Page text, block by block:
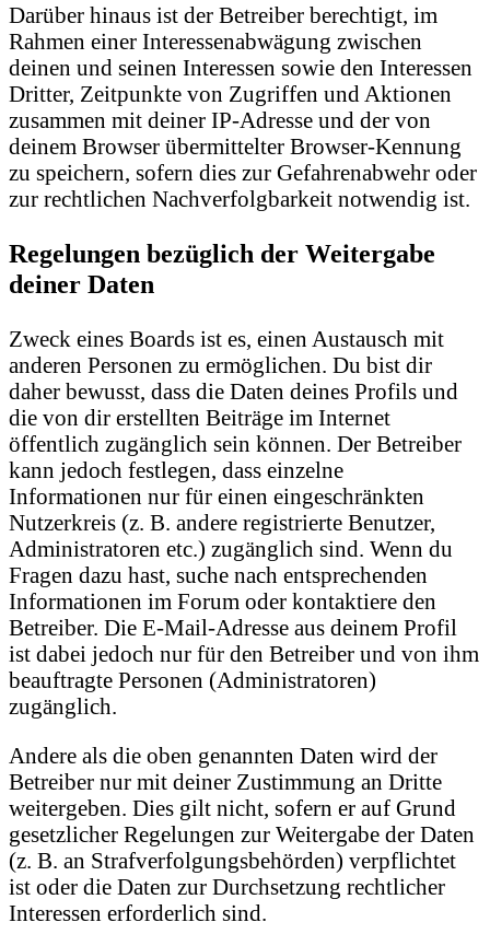
Darüber hinaus ist der Betreiber berechtigt, im
Rahmen einer Interessenabwägung zwischen
deinen und seinen Interessen sowie den Interessen
Dritter, Zeitpunkte von Zugriffen und Aktionen
zusammen mit deiner IP-Adresse und der von
deinem Browser übermittelter Browser-Kennung
zu speichern, sofern dies zur Gefahrenabwehr oder
zur rechtlichen Nachverfolgbarkeit notwendig ist.
Regelungen bezüglich der Weitergabe
deiner Daten
Zweck eines Boards ist es, einen Austausch mit
anderen Personen zu ermöglichen. Du bist dir
daher bewusst, dass die Daten deines Profils und
die von dir erstellten Beiträge im Internet
öffentlich zugänglich sein können. Der Betreiber
kann jedoch festlegen, dass einzelne
Informationen nur für einen eingeschränkten
Nutzerkreis (z. B. andere registrierte Benutzer,
Administratoren etc.) zugänglich sind. Wenn du
Fragen dazu hast, suche nach entsprechenden
Informationen im Forum oder kontaktiere den
Betreiber. Die E-Mail-Adresse aus deinem Profil
ist dabei jedoch nur für den Betreiber und von ihm
beauftragte Personen (Administratoren)
zugänglich.
Andere als die oben genannten Daten wird der
Betreiber nur mit deiner Zustimmung an Dritte
weitergeben. Dies gilt nicht, sofern er auf Grund
gesetzlicher Regelungen zur Weitergabe der Daten
(z. B. an Strafverfolgungsbehörden) verpflichtet
ist oder die Daten zur Durchsetzung rechtlicher
Interessen erforderlich sind.